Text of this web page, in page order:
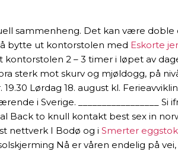
sammenheng. Det kan være doble
bytte ut kontorstolen med Eskorte
2 – 3 timer i løpet av
sterk mot skurv og mjøldogg, på
Lørdag 18. august kl.
i Sverige. _________________
Back to knull kontakt best sex in
nettverk I Bodø og i Smerter
Nå er våren endelig på